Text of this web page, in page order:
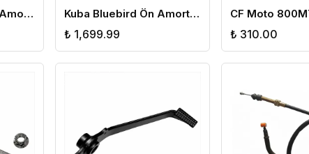
Kuba Blueberry Ön Amortisör Takım Komple Kuba Bluebird Ön Amortisör Takım Komple
₺ 1,699.99 ₺ 310.00